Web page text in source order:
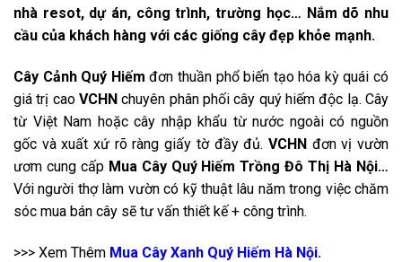
nhà resot, dự án, công trình, trường học… Nắm dõ nhu
cầu của khách hàng với các giống cây đẹp khỏe mạnh.
Cây Cảnh Quý Hiếm đơn thuần phổ biến tạo hóa kỳ quái có
giá trị caoVCHN chuyên phân phối cây quý hiếm độc lạ. Cây
từ Việt Nam hoặc cây nhập khẩu từ nước ngoài có nguồn
gốc và xuất xứ rõ ràng giấy tờ đầy đủ. VCHNđơn vị vườn
ươm cung cấp Mua Cây Quý Hiếm Trồng Đô Thị Hà Nội…
Với người thợ làm vườn có kỹ thuật lâu năm trong việc chăm
sóc mua bán cây sẽ tư vấn thiết kế + công trình.
>>> Xem Thêm Mua Cây Xanh Quý Hiếm Hà Nội.